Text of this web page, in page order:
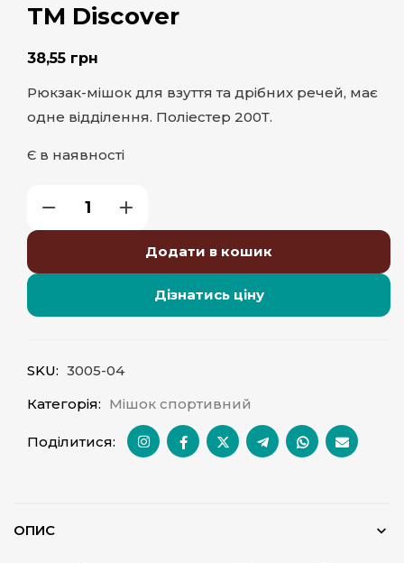
TM Discover
38,55 грн
Рюкзак-мішок для взуття та дрібних речей, має
одне відділення. Поліестер 200Т.
Є в наявності
Додати в кошик
Дізнатись ціну
SKU: 3005-04
Категорія: Мішок спортивний
Поділитися:
ОПИС